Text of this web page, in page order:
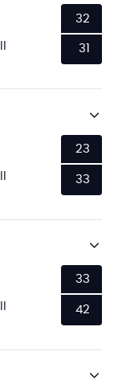
32
31
23
33
33
42